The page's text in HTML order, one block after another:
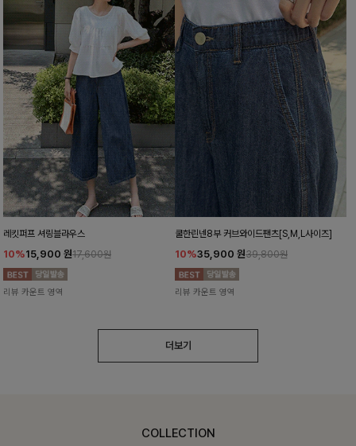
레킷퍼프 셔링블라우스
10%15,900 원17,600원
리뷰 카운트 영역
쿨한린넨8부 커브와이드팬츠[S,M,L사이즈]
10%35,900 원39,800원
리뷰 카운트 영역
더보기
COLLECTION